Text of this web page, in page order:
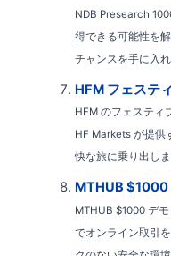
NDB Presearch
得できる可能性を
チャンスを手に入
HFM フェステ
HFM のフェスティ
HF Markets が提供
快な旅に乗り出し
MTHUB $1000
MTHUB $1000 デ
でオンライン取引